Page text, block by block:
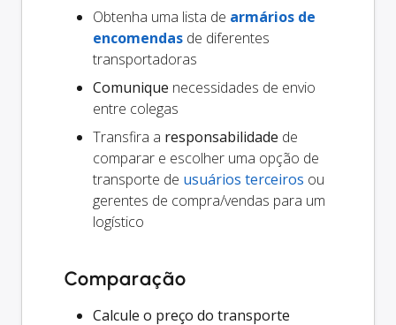
Obtenha uma lista de armários de
encomendas de diferentes
transportadoras
Comunique necessidades de envio
entre colegas
Transfira a responsabilidade de
comparar e escolher uma opção de
transporte de usuários terceiros ou
gerentes de compra/vendas para um
logístico
Comparação
Calcule o preço do transporte